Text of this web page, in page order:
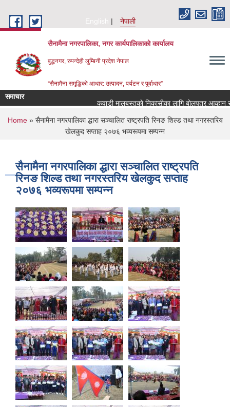
English
नेपाली
सैनामैना नगरपालिका, नगर कार्यपालिकाको कार्यालय
बुद्धनगर, रुपन्देही लुम्बिनी प्रदेश नेपाल
“सैनामैना समृद्धिको आधार: उत्पादन, पर्यटन र पूर्वाधार”
समाचार
कवाडी मालबस्तुकाे निकासीका लागि बाेलपत्र आव्हान
You are here
Home» सैनामैना नगरपालिका द्धारा सञ्चालित राष्ट्रपति रिनङ शिल्ड तथा नगरस्तरिय
खेलकुद सप्ताह २०७६ भव्यरूपमा सम्पन्न
सैनामैना नगरपालिका द्धारा सञ्चालित राष्ट्रपति
रिनङ शिल्ड तथा नगरस्तरिय खेलकुद सप्ताह
२०७६ भव्यरूपमा सम्पन्न